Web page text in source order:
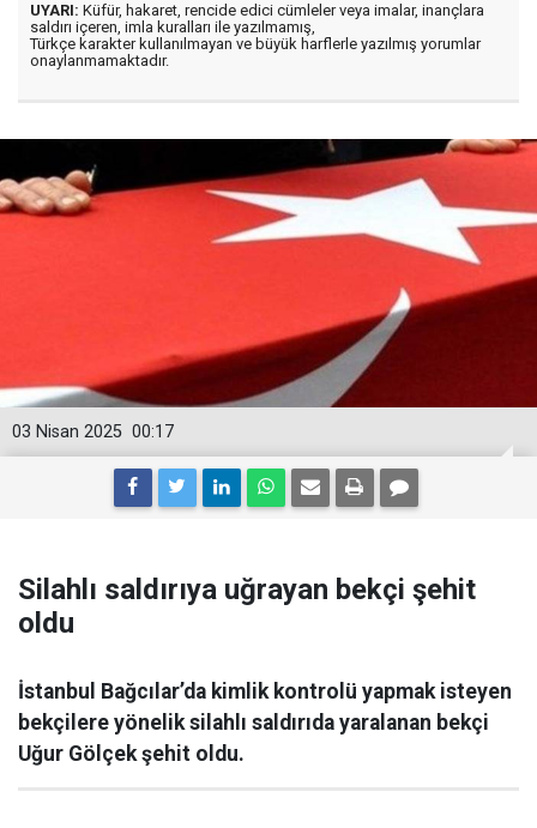
UYARI: Küfür, hakaret, rencide edici cümleler veya imalar, inançlara
saldırı içeren, imla kuralları ile yazılmamış,
Türkçe karakter kullanılmayan ve büyük harflerle yazılmış yorumlar
onaylanmamaktadır.
00:17
03 Nisan 2025
Silahlı saldırıya uğrayan bekçi şehit
oldu
İstanbul Bağcılar’da kimlik kontrolü yapmak isteyen
bekçilere yönelik silahlı saldırıda yaralanan bekçi
Uğur Gölçek şehit oldu.